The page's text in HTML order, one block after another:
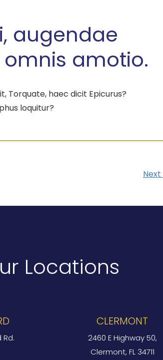
augendae
amotio.
Torquate, haec dicit Epicurus?
loquitur?
Next
Locations
Rd.
CLERMONT
2460 E Highway 50,
Clermont, FL 34711